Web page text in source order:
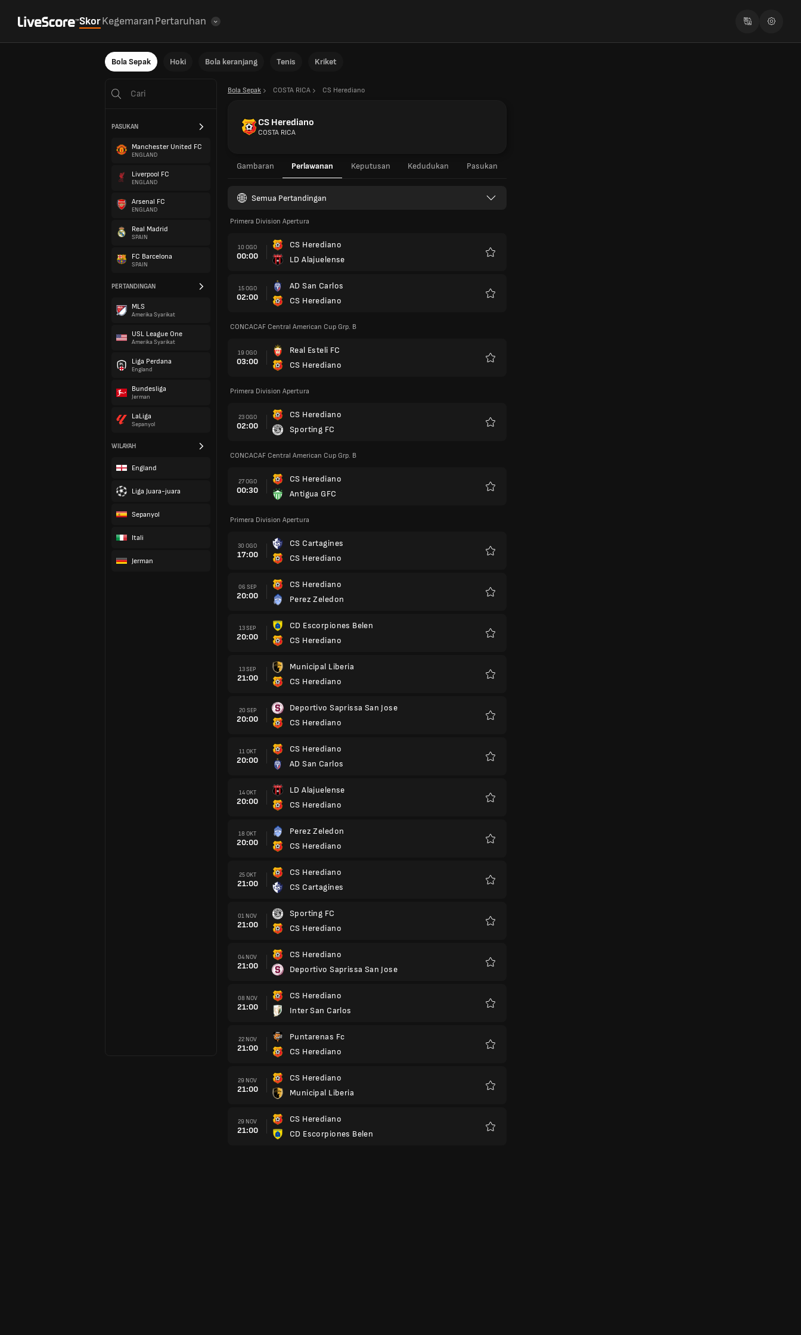
SkorKegemaranPertaruhan
Bola Sepak Hoki Bola keranjang Tenis Kriket
PASUKAN
Manchester United FC
ENGLAND
Liverpool FC
ENGLAND
Arsenal FC
ENGLAND
Real Madrid
SPAIN
FC Barcelona
SPAIN
PERTANDINGAN
MLS
Amerika Syarikat
USL League One
Amerika Syarikat
Liga Perdana
England
Bundesliga
Jerman
LaLiga
Sepanyol
WILAYAH
England
Liga Juara-juara
Sepanyol
Itali
Jerman
Bola Sepak COSTA RICA CS Herediano
CS Herediano
COSTA RICA
Gambaran Perlawanan Keputusan Kedudukan Pasukan
Semua Pertandingan
Primera Division Apertura
10 OGO
00:00
CS Herediano
LD Alajuelense
15 OGO
02:00
AD San Carlos
CS Herediano
CONCACAF Central American Cup Grp. B
19 OGO
03:00
Real Esteli FC
CS Herediano
Primera Division Apertura
23 OGO
02:00
CS Herediano
Sporting FC
CONCACAF Central American Cup Grp. B
27 OGO
00:30
CS Herediano
Antigua GFC
Primera Division Apertura
30 OGO
17:00
CS Cartagines
CS Herediano
06 SEP
20:00
CS Herediano
Perez Zeledon
13 SEP
20:00
CD Escorpiones Belen
CS Herediano
13 SEP
21:00
Municipal Liberia
CS Herediano
20 SEP
20:00
Deportivo Saprissa San Jose
CS Herediano
11 OKT
20:00
CS Herediano
AD San Carlos
14 OKT
20:00
LD Alajuelense
CS Herediano
18 OKT
20:00
Perez Zeledon
CS Herediano
25 OKT
21:00
CS Herediano
CS Cartagines
01 NOV
21:00
Sporting FC
CS Herediano
04 NOV
21:00
CS Herediano
Deportivo Saprissa San Jose
08 NOV
21:00
CS Herediano
Inter San Carlos
22 NOV
21:00
Puntarenas Fc
CS Herediano
29 NOV
21:00
CS Herediano
Municipal Liberia
29 NOV
21:00
CS Herediano
CD Escorpiones Belen